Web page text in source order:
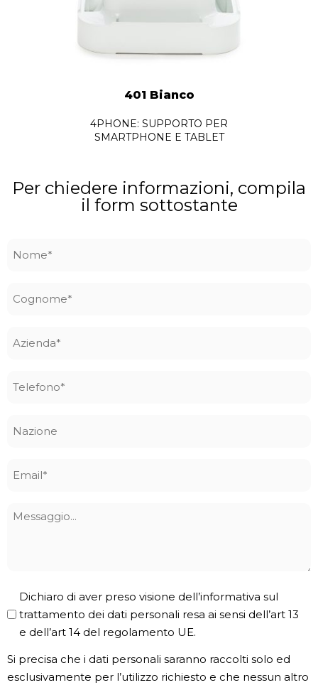
401 Bianco
4PHONE: SUPPORTO PER
SMARTPHONE E TABLET
Per chiedere informazioni, compila
il form sottostante
Messaggio
Privacy
Policy
Dichiaro di aver preso visione dell’informativa sul
trattamento dei dati personali resa ai sensi dell’art 13
e dell’art 14 del regolamento UE.
Si precisa che i dati personali saranno raccolti solo ed
esclusivamente per l’utilizzo richiesto e che nessun altro